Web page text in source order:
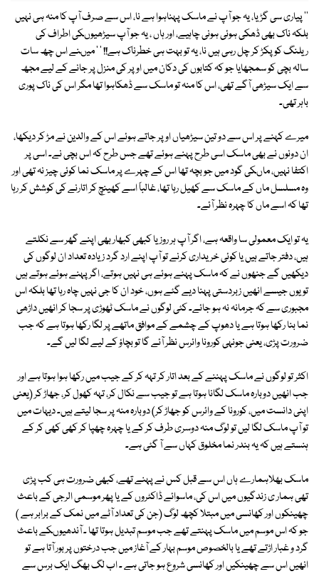
'' پیاری سی گڑیا، یہ جو آپ نے ماسک پہناہوا ہے نا، اس سے صرف آپ کا منہ ہی نہیں
بلکہ ناک بھی ڈھکی ہوئی ہونی چاہیے، اور ہاں ، یہ جو آپ سیڑھیوںکی اطراف کی
ریلنگ کو پکڑ کر چل رہی ہیں نا، یہ تو بہت ہی خطرناک ہے!! ' ' میںنے اس چھ سات
سالہ بچی کو سمجھایا جو کہ کتابوں کی دکان میں اوپر کی منزل پر جانے کے لیے مجھ
سے ایک سیڑھی آگے تھی، اس کا منہ تو ماسک سے ڈھکاہوا تھا مگر اس کی ناک پوری
باہر تھی۔
میرے کہنے پر اس سے دو تین سیڑھیاں اوپر جاتے ہوئے اس کے والدین نے مڑ کر دیکھا،
ان دونوں نے بھی ماسک اسی طرح پہنے ہوئے تھے جس طرح کہ اس بچی نے۔ اسی پر
اکتفا نہیں، ماںکی گود میں جو بچہ تھا اس کے چہرے پر ماسک نما کوئی چیز نہ تھی اور
وہ مسلسل ماں کے ماسک سے کھیل رہا تھا، غالباً اسے کھینچ کر اتارنے کی کوشش کر رہا
تھا کہ اسے ماں کا چہرہ نظر آئے۔
یہ تو ایک معمولی سا واقعہ ہے، اگر آپ ہر روز یا کبھی کبھار بھی اپنے گھر سے نکلتے
ہیں، دفتر جاتے ہیں یا کوئی خریداری کرنے تو آپ اپنے ارد گرد زیادہ تعداد ان لوگوں کی
دیکھیں گے جنھوں نے کہ ماسک پہنے ہوئے ہی نہیں ہوتے، اگر پہنے ہوئے ہوتے ہیں
تو یوں جیسے انھیں زبردستی پہنا دیے گئے ہوں، خود ان کا جی نہیں چاہ رہا تھا بلکہ اس
مجبوری سے کہ جرمانہ نہ ہو جائے۔ کئی لوگوں نے ماسک ٹھوڑی پر سجا کر انھیں داڑھی
نما بنا رکھا ہوتا ہے یا دھوپ کے چشمے کے موافق ماتھے پر لگا رکھا ہوتا ہے کہ جب
ضرورت پڑی، یعنی جونہی کورونا وائرس نظر آئے گا تو بچاؤ کے لیے لگا لیں گے۔
اکثر تو لوگوں نے ماسک پہننے کے بعد اتار کر تہہ کر کے جیب میں رکھا ہوا ہوتا ہے اور
جب انھیں دوبارہ ماسک لگانا ہوتا ہے تو جیب سے نکال کر، تہہ کھول کر، جھاڑ کر (یعنی
اپنی دانست میں، کورونا کے وائرس کو جھاڑ کر) دوبارہ منہ پر سجا لیتے ہیں۔ دیہات میں
تو آپ ماسک لگا لیں تو لوگ منہ دوسری طرف کر کے یا چہرہ چھپا کر کھی کھی کر کے
ہنستے ہیں کہ یہ بندر نما مخلوق کہاں سے آ گئی ہے۔
ماسک بھلاہمارے ہاں اس سے قبل کس نے پہنے تھے، کبھی ضرورت ہی کب پڑی
تھی ہمار ی زندگیوں میں اس کی، ماسوائے ڈاکٹروں کے یا پھر موسمی الرجی کے باعث
چھینکوں اور کھانسی میں مبتلا کچھ لوگ (جن کی تعداد آٹے میں نمک کے برابر ہے )
جو کہ اس موسم میں ماسک پہنتے تھے جب موسم تبدیل ہوتا تھا ۔ آندھیوںکے باعث
گرد و غبار اڑتے تھے یا بالخصوص موسم بہار کے آغاز میں جب درختوں پر بور آتا ہے تو
انھیں اس سے چھینکیں اور کھانسی شروع ہو جاتی ہے ۔ اب لگ بھگ ایک برس سے